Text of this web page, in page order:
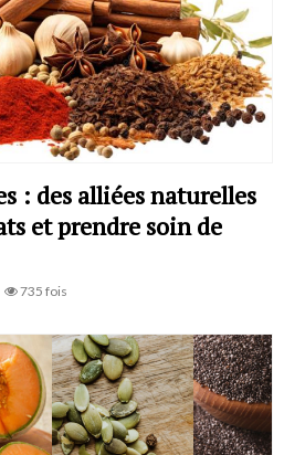
: des alliées naturelles
et prendre soin de
735 fois